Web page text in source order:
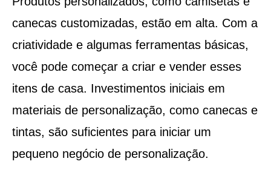
canecas customizadas, estão em alta. Com a
criatividade e algumas ferramentas básicas,
você pode começar a criar e vender esses
itens de casa. Investimentos iniciais em
materiais de personalização, como canecas e
tintas, são suficientes para iniciar um
pequeno negócio de personalização.